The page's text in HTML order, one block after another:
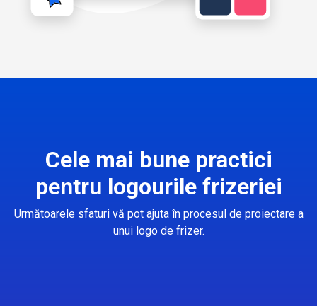
Cele mai bune practici
pentru logourile frizeriei
Următoarele sfaturi vă pot ajuta în procesul de proiectare a
unui logo de frizer.